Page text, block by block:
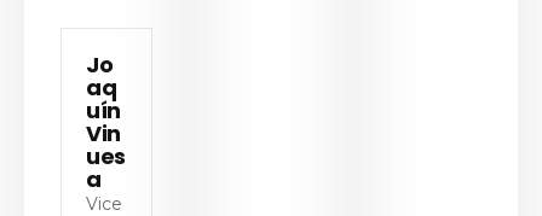
Jo
aq
uín
Vin
ues
a
Vice